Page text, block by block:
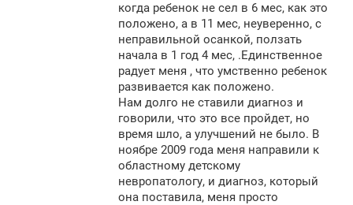
когда ребенок не сел в 6 мес, как это
положено, а в 11 мес, неуверенно, с
неправильной осанкой, ползать
начала в 1 год 4 мес, .Единственное
радует меня , что умственно ребенок
развивается как положено.
Нам долго не ставили диагноз и
говорили, что это все пройдет, но
время шло, а улучшений не было. В
ноябре 2009 года меня направили к
областному детскому
невропатологу, и диагноз, который
она поставила, меня просто